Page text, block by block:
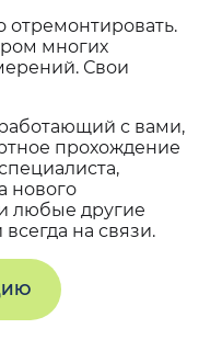
многих
Свои
с вами,
прохождение
нового
любые другие
на связи.